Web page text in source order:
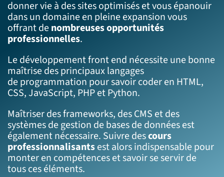
donner vie à des sites optimisés et vous épanouir
dans un domaine en pleine expansion vous
offrant denombreuses opportunités
professionnelles.
Le développement front end nécessite une bonne
maîtrise des principaux langages
de programmation pour savoir coder en HTML,
CSS, JavaScript, PHP et Python.
Maîtriser des frameworks, des CMS et des
systèmes de gestion de bases de données est
également nécessaire. Suivre descours
professionnalisantsest alors indispensable pour
monter en compétences et savoir se servir de
tous ces éléments.